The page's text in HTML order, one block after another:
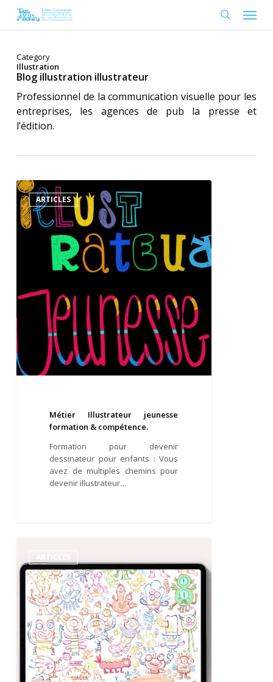
Menu
Category
Illustration
Blog illustration illustrateur
Professionnel de la communication visuelle pour les
entreprises, les agences de pub la presse et
l’édition.
Métier
Illustrateur
jeunesse
formation
compétence.
ARTICLES
Métier Illustrateur jeunesse
formation & compétence.
Formation pour devenir
dessinateur pour enfants : Vous
avez de multiples chemins pour
devenir illustrateur…
procreate
ARTICLES